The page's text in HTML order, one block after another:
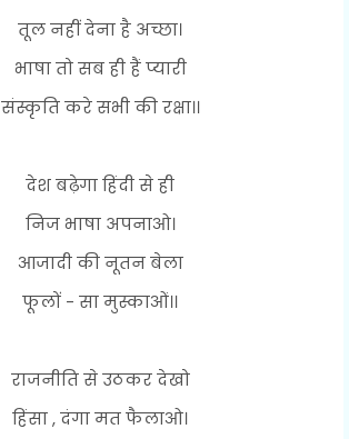
तूल नहीं देना है अच्छा।
भाषा तो सब ही हैं प्यारी
संस्कृति करे सभी की रक्षा।।
देश बढ़ेगा हिंदी से ही
निज भाषा अपनाओ।
आजादी की नूतन बेला
फूलों - सा मुस्काओं।।
राजनीति से उठकर देखो
हिंसा , दंगा मत फैलाओ।